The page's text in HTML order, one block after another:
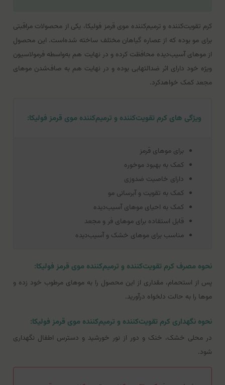
کرم تقویت‌کننده و ترمیم‌کننده موی قرمز فولیکا، یکی از محصولات مراقبتی
برای مو بوده که از عصاره گیاهان مختلف ساخته شده‌است. این محصول
از موهای آسیب‌دیده محافظت کرده و در نهایت هم به‌واسطه فرمولاسیون
ویژه خود دارای اثر ضدالتهابی بوده و در نهایت هم به صاف‌شدن موهای
مجعد کمک خواهدکرد.
ویژگی های کرم تقویت‌کننده و ترمیم‌کننده موی قرمز فولیکا:
برای موهای قرمز
کمک به بهبود موخوره
دارای خاصیت ضدوزی
کمک به تقویت و آبرسانی مو
کمک به احیای موهای آسیب‌دیده
قابل استفاده برای موهای فر و مجعد
مناسب برای موهای خشک و آسیب‌دیده
نحوه مصرف کرم تقویت‌کننده و ترمیم‌کننده موی قرمز فولیکا:
پس از استحمام، مقداری از این محصول را به موهای مرطوب خود زده و
موها را به حالت دلخواه درآورید.
نحوه نگهداری کرم تقویت‌کننده و ترمیم‌کننده موی قرمز فولیکا:
در محلی خشک، خنک و دور از نور خورشید و دسترس اطفال نگهداری
شود.